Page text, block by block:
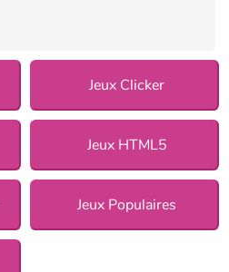
Jeux Clicker
Jeux HTML5
Jeux Populaires